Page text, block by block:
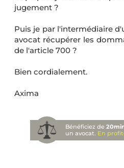
jugement ?
Puis je par l'intermédiaire
avocat récupérer les
de l'article 700 ?
Bien cordialement.
Axima
Bénéficiez de
un avocat. En